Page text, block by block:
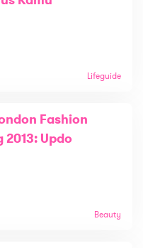
Lifeguide
Fashion
2013: Updo
Beauty